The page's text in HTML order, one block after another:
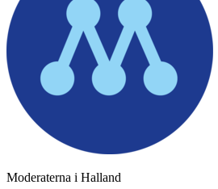
Moderaterna i Halland